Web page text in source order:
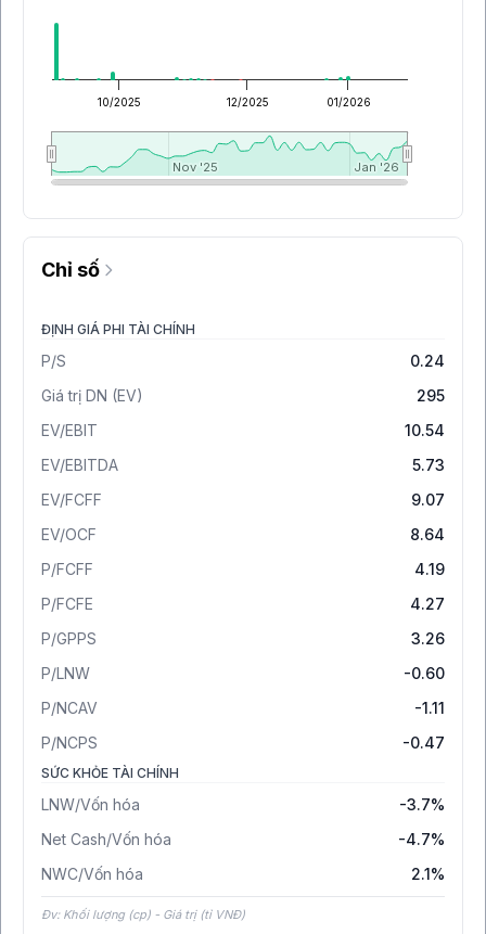
10/2025 12/2025 01/2026
Nov '25
Nov '25 Jan '26
Jan '26
Chỉ số
ĐỊNH GIÁ PHI TÀI CHÍNH
P/S
0.24
Giá trị DN (EV)
295
EV/EBIT
10.54
EV/EBITDA
5.73
EV/FCFF
9.07
EV/OCF
8.64
P/FCFF
4.19
P/FCFE
4.27
P/GPPS
3.26
P/LNW
-0.60
P/NCAV
-1.11
P/NCPS
-0.47
SỨC KHỎE TÀI CHÍNH
LNW/Vốn hóa
-3.7%
Net Cash/Vốn hóa
-4.7%
NWC/Vốn hóa
2.1%
Đv: Khối lượng (cp) - Giá trị (tỉ VNĐ)